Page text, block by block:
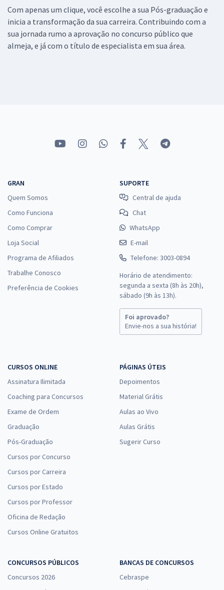
Com apenas um clique, você escolhe a sua Pós-graduação e
inicia a transformação da sua carreira. Contribuindo com a
sua jornada rumo a aprovação no concurso público que
almeja, e já com o título de especialista em sua área.
GRAN
Quem Somos
Como Funciona
Como Comprar
Loja Social
Programa de Afiliados
Trabalhe Conosco
Preferência de Cookies
SUPORTE
Central de ajuda
Chat
WhatsApp
E-mail
Telefone: 3003-0894
Horário de atendimento:
segunda a sexta (8h às 20h),
sábado (9h às 13h).
Foi aprovado?
Envie-nos a sua história!
CURSOS ONLINE
Assinatura Ilimitada
Coaching para Concursos
Exame de Ordem
Graduação
Pós-Graduação
Cursos por Concurso
Cursos por Carreira
Cursos por Estado
Cursos por Professor
Oficina de Redação
Cursos Online Gratuitos
PÁGINAS ÚTEIS
Depoimentos
Material Grátis
Aulas ao Vivo
Aulas Grátis
Sugerir Curso
CONCURSOS PÚBLICOS
Concursos 2026
BANCAS DE CONCURSOS
Cebraspe